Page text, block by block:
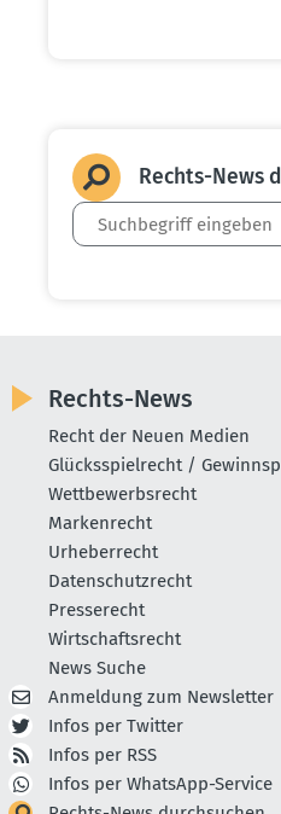
Rechts-News
Rechts-News
Recht der Neuen Medien
Glücksspielrecht /
Wettbewerbsrecht
Markenrecht
Urheberrecht
Datenschutzrecht
Presserecht
Wirtschaftsrecht
News Suche
Anmeldung zum Newsletter
Infos per Twitter
Infos per RSS
Infos per WhatsApp-Service